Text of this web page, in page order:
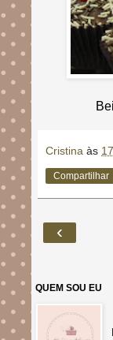
Cristina às
Compartilhar
‹
QUEM SOU EU